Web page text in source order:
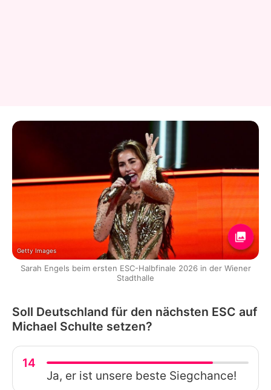
Getty Images
Sarah Engels beim ersten ESC-Halbfinale 2026 in der Wiener
Stadthalle
Soll Deutschland für den nächsten ESC auf
Michael Schulte setzen?
14
Ja, er ist unsere beste Siegchance!